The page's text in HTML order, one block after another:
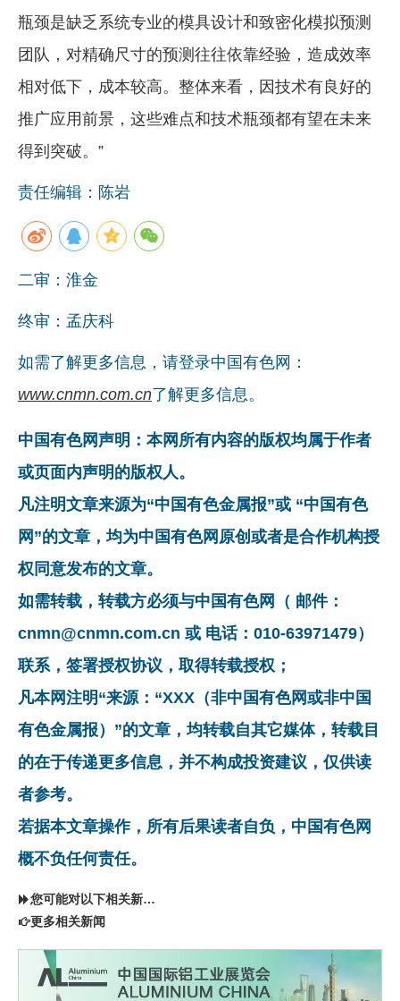
瓶颈是缺乏系统专业的模具设计和致密化模拟预测
团队，对精确尺寸的预测往往依靠经验，造成效率
相对低下，成本较高。整体来看，因技术有良好的
推广应用前景，这些难点和技术瓶颈都有望在未来
得到突破。”
责任编辑：陈岩
二审：淮金
终审：孟庆科
如需了解更多信息，请登录中国有色网：
www.cnmn.com.cn了解更多信息。
中国有色网声明：本网所有内容的版权均属于作者
或页面内声明的版权人。
凡注明文章来源为“中国有色金属报”或 “中国有色
网”的文章，均为中国有色网原创或者是合作机构授
权同意发布的文章。
如需转载，转载方必须与中国有色网（ 邮件：
cnmn@cnmn.com.cn 或 电话：010-63971479）
联系，签署授权协议，取得转载授权；
凡本网注明“来源：“XXX（非中国有色网或非中国
有色金属报）”的文章，均转载自其它媒体，转载目
的在于传递更多信息，并不构成投资建议，仅供读
者参考。
若据本文章操作，所有后果读者自负，中国有色网
概不负任何责任。
您可能对以下相关新闻同样感兴趣
更多相关新闻